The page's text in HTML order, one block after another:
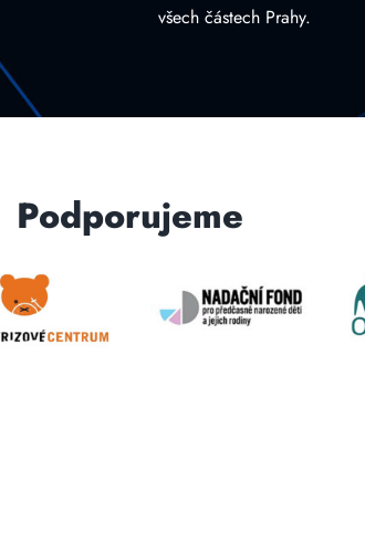
všech částech Prahy.
Podporujeme